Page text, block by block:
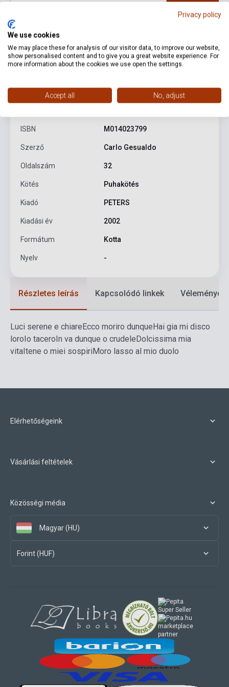
Termékjellemzők
ISBN M014023799
Szerző Carlo Gesualdo
Oldalszám 32
Kötés Puhakötés
Kiadó PETERS
Kiadási év 2002
Formátum Kotta
Nyelv -
Részletes leírás Kapcsolódó linkek Vélemények
Luci serene e chiareEcco moriro dunqueHai gia mi disco
loroIo taceroIn va dunque o crudeleDolcissima mia
vitaItene o miei sospiriMoro lasso al mio duolo
Elérhetőségeink
Vásárlási feltételek
Közösségi média
Magyar (HU)
Forint (HUF)
marketplace
partner
Privacy policy
We use cookies
We may place these for analysis of our visitor data, to improve our website,
show personalised content and to give you a great website experience. For
more information about the cookies we use open the settings.
Accept all No, adjust